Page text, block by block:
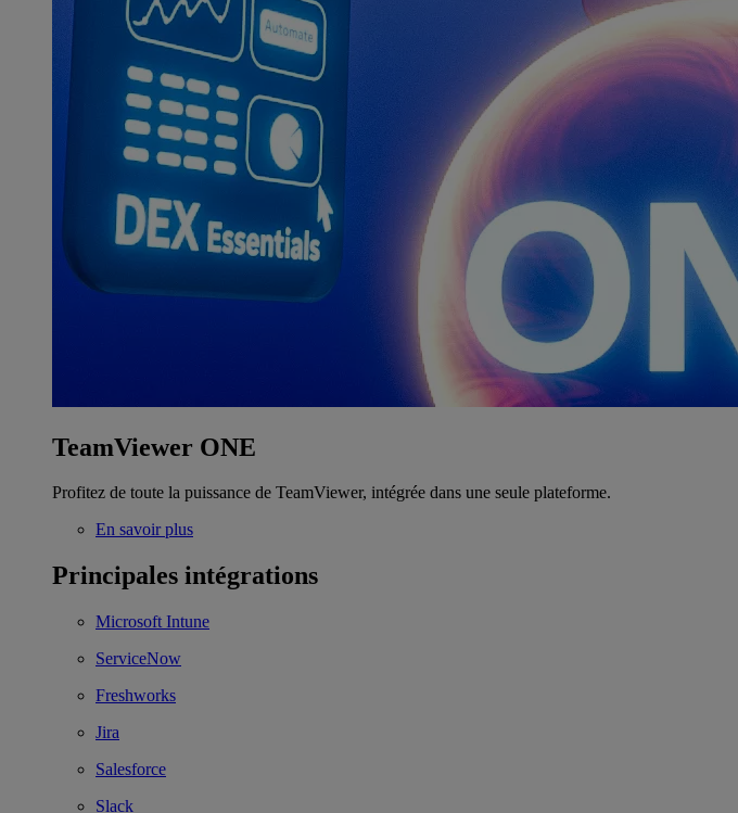
TeamViewer ONE
Profitez de toute la puissance de TeamViewer, intégrée dans une seule plateforme.
En savoir plus
Principales intégrations
Microsoft Intune
ServiceNow
Freshworks
Jira
Salesforce
Slack